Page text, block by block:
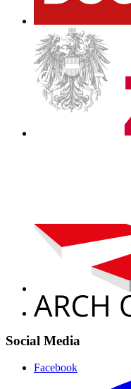
Social Media
Facebook